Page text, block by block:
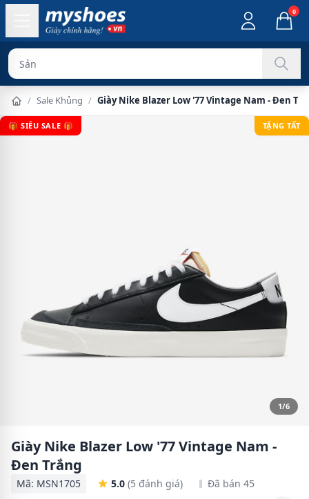
0
Sản phẩm chính
/ Sale Khủng / Giày Nike Blazer Low '77 Vintage Nam - Đen
🎁 SIÊU SALE 🎁 TẶNG TẤT
1/6
Giày Nike Blazer Low '77 Vintage Nam -
Đen Trắng
Mã: MSN1705 5.0 (5 đánh giá) Đã bán 45